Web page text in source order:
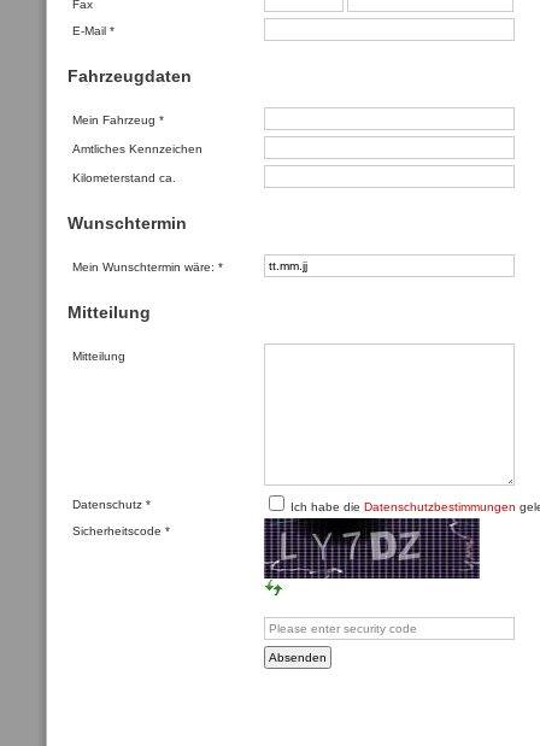
Fax
E-Mail *
Fahrzeugdaten
Mein Fahrzeug *
Amtliches Kennzeichen
Kilometerstand ca.
Wunschtermin
Mein Wunschtermin wäre: *
Mitteilung
Mitteilung
Datenschutz * Ich habe die Datenschutzbestimmungen
Sicherheitscode *